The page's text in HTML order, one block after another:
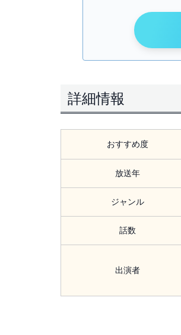
詳細情報
おすすめ度
放送年
ジャンル
話数
出演者